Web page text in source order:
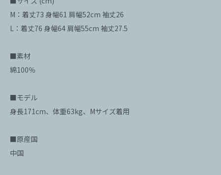
M：着丈73 身幅61 肩幅52cm 袖丈26
L：着丈76 身幅64 肩幅55cm 袖丈27.5
■素材
綿100％
■モデル
身長171cm、体重63kg、Mサイズ着用
■原産国
中国